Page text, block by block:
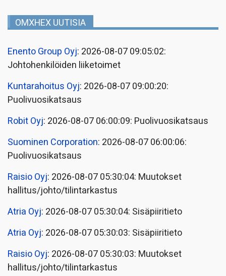
OMXHEX UUTISIA
Enento Group Oyj: 2026-08-07 09:05:02:
Johtohenkilöiden liiketoimet
Kuntarahoitus Oyj: 2026-08-07 09:00:20:
Puolivuosikatsaus
Robit Oyj: 2026-08-07 06:00:09: Puolivuosikatsaus
Suominen Corporation: 2026-08-07 06:00:06:
Puolivuosikatsaus
Raisio Oyj: 2026-08-07 05:30:04: Muutokset
hallitus/johto/tilintarkastus
Atria Oyj: 2026-08-07 05:30:04: Sisäpiiritieto
Atria Oyj: 2026-08-07 05:30:03: Sisäpiiritieto
Raisio Oyj: 2026-08-07 05:30:03: Muutokset
hallitus/johto/tilintarkastus